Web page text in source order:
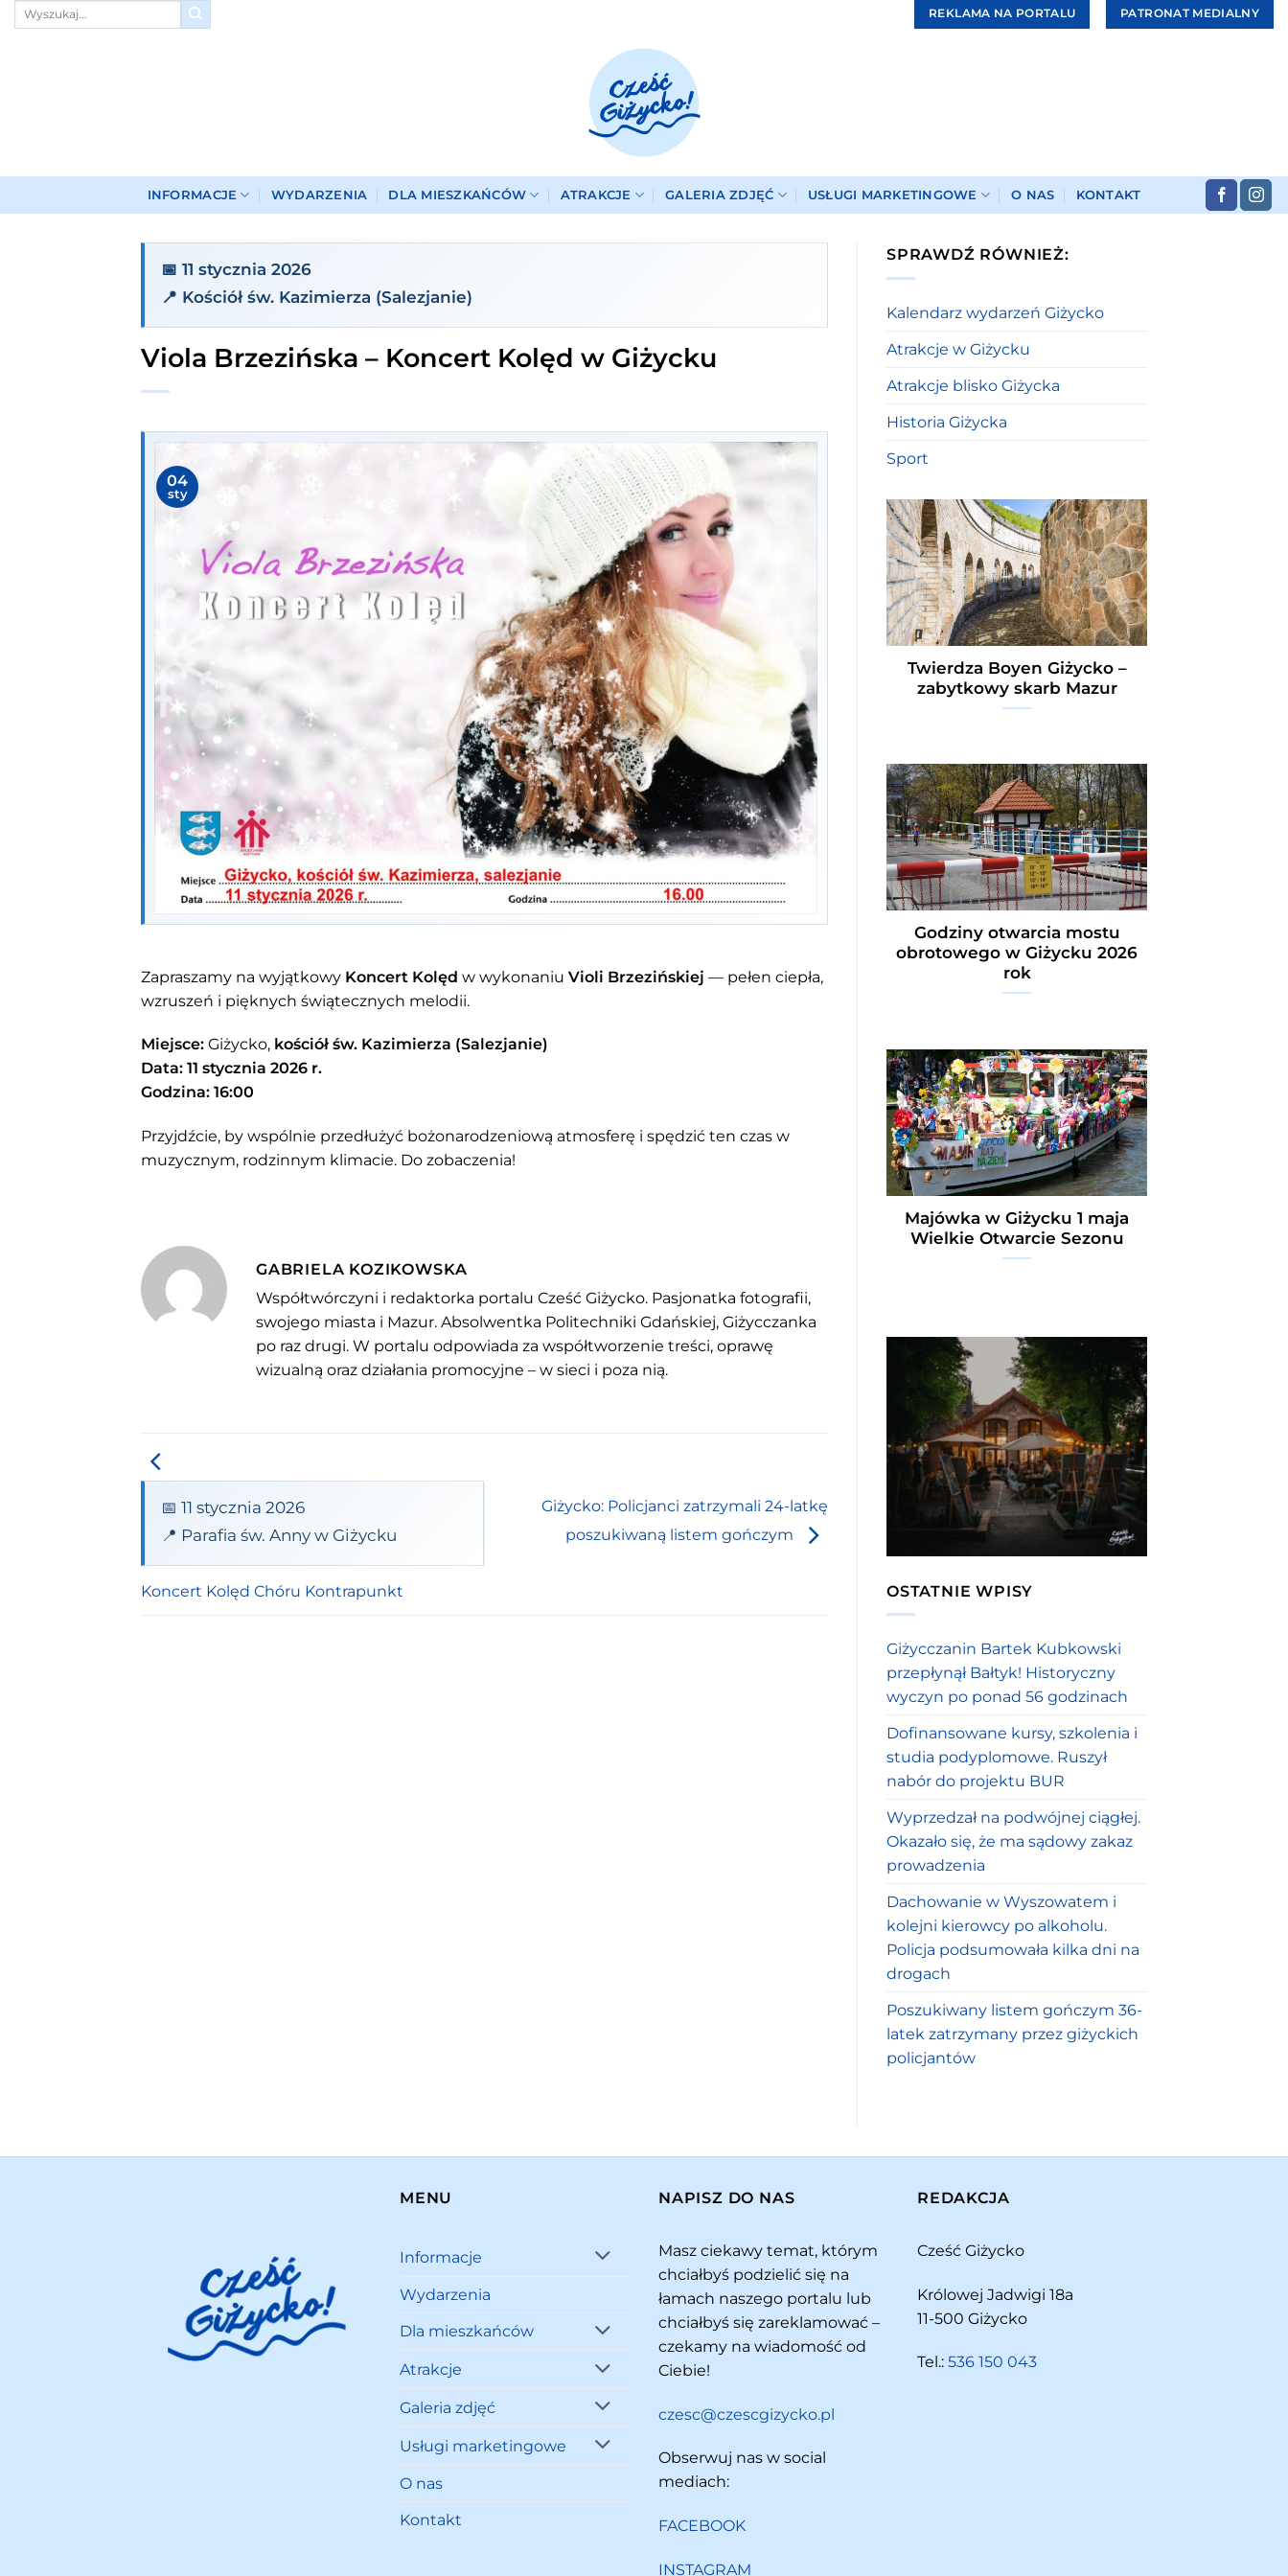
Przewiń
REKLAMA NA PORTALU PATRONAT MEDIALNY
INFORMACJE WYDARZENIA DLA MIESZKAŃCÓW ATRAKCJE GALERIA ZDJĘĆ USŁUGI MARKETINGOWE O NAS KONTAKT
📅 11 stycznia 2026
📍 Kościół św. Kazimierza (Salezjanie)
Viola Brzezińska – Koncert Kolęd w Giżycku
04
sty
Zapraszamy na wyjątkowy Koncert Kolęd w wykonaniu Violi Brzezińskiej — pełen ciepła,
wzruszeń i pięknych świątecznych melodii.
Miejsce: Giżycko, kościół św. Kazimierza (Salezjanie)
Data: 11 stycznia 2026 r.
Godzina: 16:00
Przyjdźcie, by wspólnie przedłużyć bożonarodzeniową atmosferę i spędzić ten czas w
muzycznym, rodzinnym klimacie. Do zobaczenia!
GABRIELA KOZIKOWSKA
Współtwórczyni i redaktorka portalu Cześć Giżycko. Pasjonatka fotografii,
swojego miasta i Mazur. Absolwentka Politechniki Gdańskiej, Giżycczanka
po raz drugi. W portalu odpowiada za współtworzenie treści, oprawę
wizualną oraz działania promocyjne – w sieci i poza nią.
📅 11 stycznia 2026
📍 Parafia św. Anny w Giżycku
Koncert Kolęd Chóru Kontrapunkt
Giżycko: Policjanci zatrzymali 24-latkę
poszukiwaną listem gończym
SPRAWDŹ RÓWNIEŻ:
Kalendarz wydarzeń Giżycko
Atrakcje w Giżycku
Atrakcje blisko Giżycka
Historia Giżycka
Sport
Twierdza Boyen Giżycko –
zabytkowy skarb Mazur
Godziny otwarcia mostu
obrotowego w Giżycku 2026
rok
Majówka w Giżycku 1 maja
Wielkie Otwarcie Sezonu
OSTATNIE WPISY
Giżycczanin Bartek Kubkowski
przepłynął Bałtyk! Historyczny
wyczyn po ponad 56 godzinach
Dofinansowane kursy, szkolenia i
studia podyplomowe. Ruszył
nabór do projektu BUR
Wyprzedzał na podwójnej ciągłej.
Okazało się, że ma sądowy zakaz
prowadzenia
Dachowanie w Wyszowatem i
kolejni kierowcy po alkoholu.
Policja podsumowała kilka dni na
drogach
Poszukiwany listem gończym 36-
latek zatrzymany przez giżyckich
policjantów
MENU
Informacje
Wydarzenia
Dla mieszkańców
Atrakcje
Galeria zdjęć
Usługi marketingowe
O nas
Kontakt
NAPISZ DO NAS
Masz ciekawy temat, którym
chciałbyś podzielić się na
łamach naszego portalu lub
chciałbyś się zareklamować –
czekamy na wiadomość od
Ciebie!
czesc@czescgizycko.pl
Obserwuj nas w social
mediach:
FACEBOOK
INSTAGRAM
REDAKCJA
Cześć Giżycko
Królowej Jadwigi 18a
11-500 Giżycko
Tel.: 536 150 043